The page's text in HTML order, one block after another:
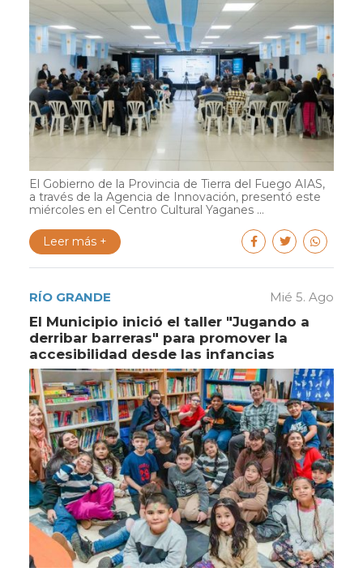
El Gobierno de la Provincia de Tierra del Fuego AIAS,
a través de la Agencia de Innovación, presentó este
miércoles en el Centro Cultural Yaganes ...
Leer más +
RÍO GRANDE Mié 5. Ago
El Municipio inició el taller "Jugando a
derribar barreras" para promover la
accesibilidad desde las infancias